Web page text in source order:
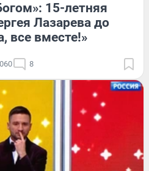
15-летняя
Лазарева до
все вместе!»
8